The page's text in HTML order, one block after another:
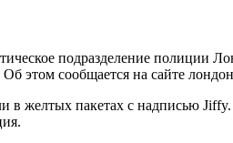
подразделение полиции
этом сообщается на сайте
в желтых пакетах с надписью